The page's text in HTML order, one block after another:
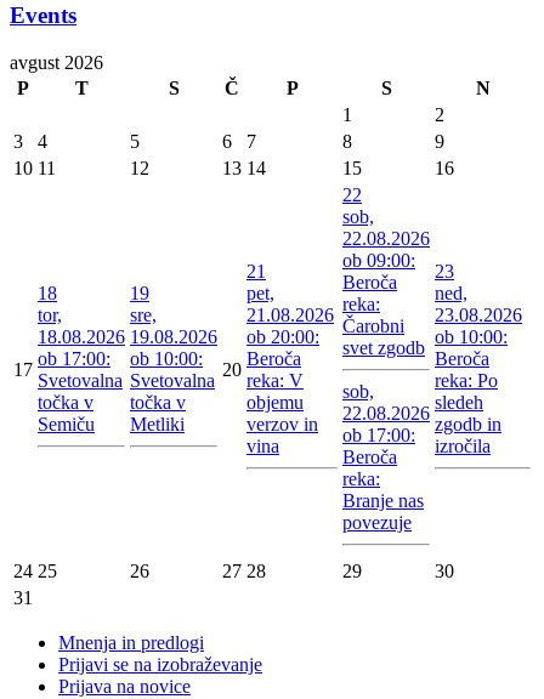
Events
avgust 2026
P
T S Č P S
N
1
2
3
4 5 6 7 8
9
10 11 12 13 14 15 16
17
18
tor,
18.08.2026
ob 17:00:
Svetovalna
točka v
Semiču
19
sre,
19.08.2026
ob 10:00:
Svetovalna
točka v
Metliki
20
21
pet,
21.08.2026
ob 20:00:
Beroča
reka: V
objemu
verzov in
vina
22
sob,
22.08.2026
ob 09:00:
Beroča
reka:
Čarobni
svet zgodb
sob,
22.08.2026
ob 17:00:
Beroča
reka:
Branje nas
povezuje
23
ned,
23.08.2026
ob 10:00:
Beroča
reka: Po
sledeh
zgodb in
izročila
24 25 26 27 28 29
30
31
Mnenja in predlogi
Prijavi se na izobraževanje
Prijava na novice